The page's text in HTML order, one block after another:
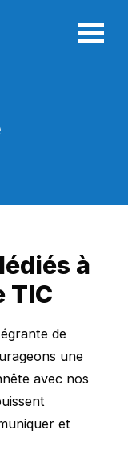
à
TIC
de
une
avec nos
et